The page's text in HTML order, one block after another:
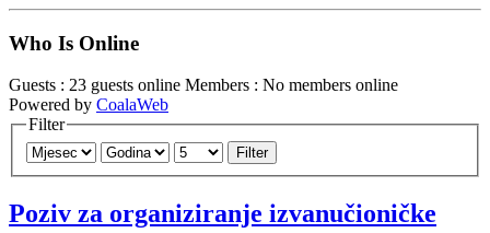
Who Is Online
Guests : 23 guests online Members : No members online
Powered by CoalaWeb
Filter
Filter
Poziv za organiziranje izvanučioničke